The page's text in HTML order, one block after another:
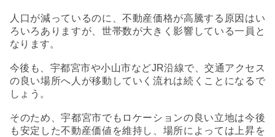
人口が減っているのに、不動産価格が高騰する原因はい
ろいろありますが、世帯数が大きく影響している一員と
なります。
今後も、宇都宮市や小山市などJR沿線で、交通アクセス
の良い場所へ人が移動していく流れは続くことになるで
しょう。
そのため、宇都宮市でもロケーションの良い立地は今後
も安定した不動産価値を維持し、場所によっては上昇を